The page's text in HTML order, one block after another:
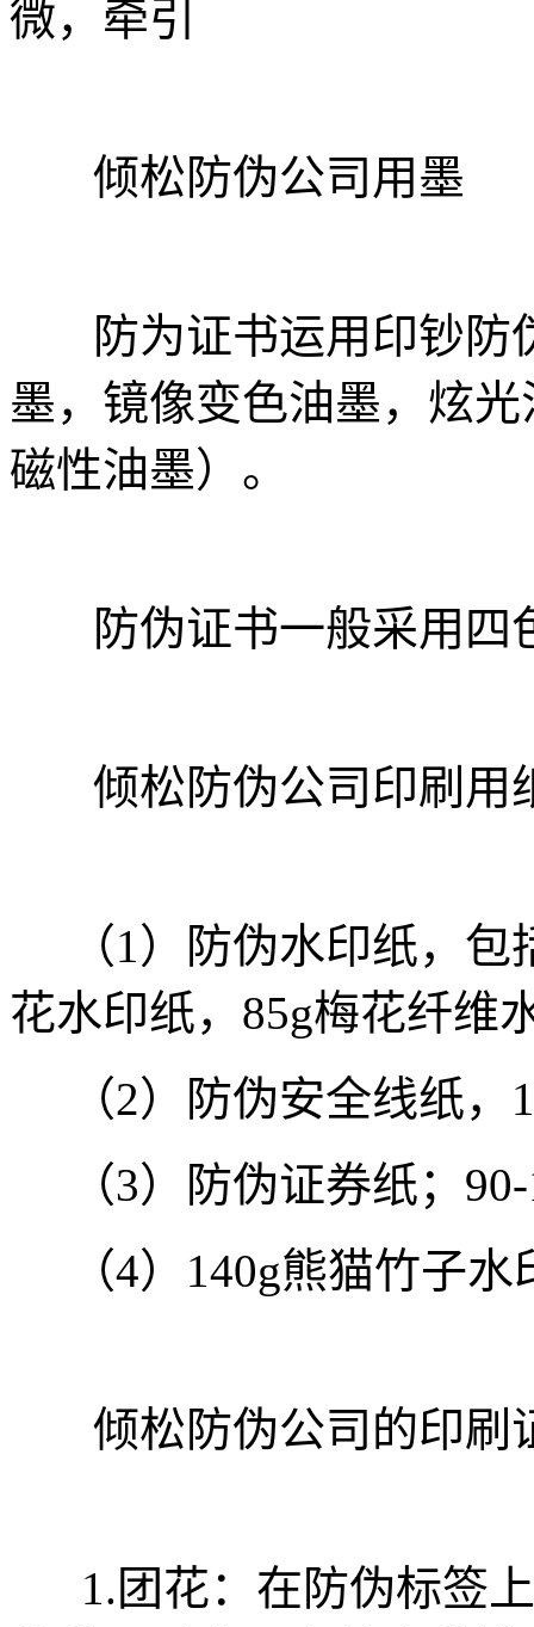
微，牵引
倾松防伪公司用墨
防为证书运用印钞防
墨，镜像变色油墨，炫
磁性油墨）。
防伪证书一般采用四
倾松防伪公司印刷用
（1）防伪水印纸，包
花水印纸，85g梅花纤维
（2）防伪安全线纸，
（3）防伪证券纸；90-
（4）140g熊猫竹子水
倾松防伪公司的印刷
1.团花：在防伪标签上